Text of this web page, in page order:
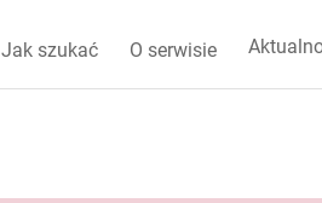
Jak szukać O serwisie